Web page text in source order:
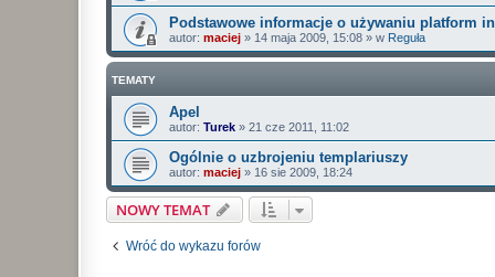
Podstawowe informacje o używaniu platform
autor: maciej » 14 maja 2009, 15:08 » w Reguła
TEMATY
Apel
autor: Turek » 21 cze 2011, 11:02
Ogólnie o uzbrojeniu templariuszy
autor: maciej » 16 sie 2009, 18:24
NOWY TEMAT
Wróć do wykazu forów